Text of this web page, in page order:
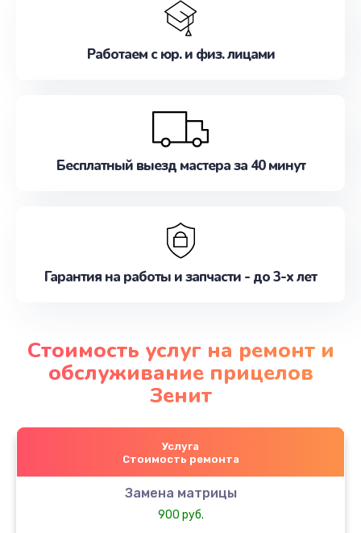
Работаем с юр. и физ. лицами
Бесплатный выезд мастера за 40 минут
Гарантия на работы и запчасти - до 3-х лет
Стоимость услуг на ремонт и
обслуживание прицелов
Зенит
Услуга
Стоимость ремонта
Замена матрицы
900 руб.